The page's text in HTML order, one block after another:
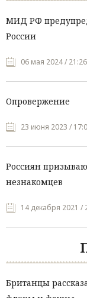
МИД РФ
России
06 мая 2024 / 21:26
Опровержение
23 июня 2023 /
Россиян
незнакомцев
14 декабря 2021 /
Британцы